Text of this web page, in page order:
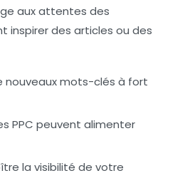
aux attentes des
inspirer des articles ou des
nouveauxmots-clés à fort
PPC peuvent alimenter
la visibilité de votre